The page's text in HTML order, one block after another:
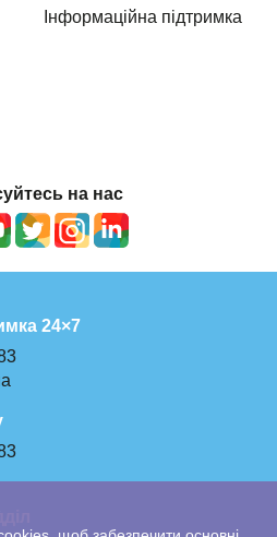
Інформаційна підтримка
на нас
24×7